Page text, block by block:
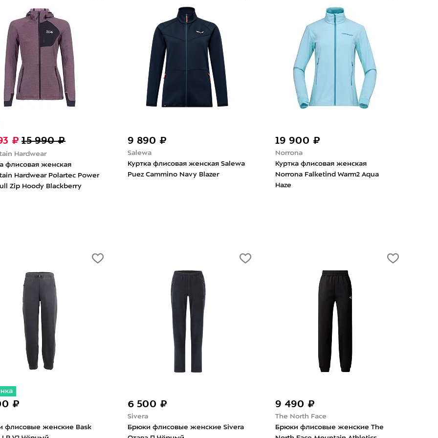
11 990 ₽
The North Face
Куртка флисовая женская The
North Face Mistyescape Fleece
Frost Grey/Tnf Black
Куртка флисовая женская Scott
Defined Tech Dark Blue/Metal Blue
14 590 ₽
Куртка флисовая женская The
North Face Polartec Powergrid
₽
флисовые женские Bask
6 500 ₽
Sivera
Брюки флисовые женские Sivera
9 490 ₽
The North Face
Брюки флисовые женские The